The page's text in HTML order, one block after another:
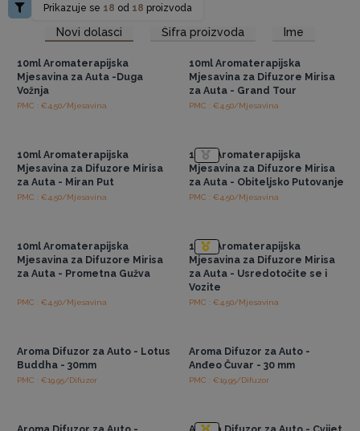
Prikazuje se 18 od 18 proizvoda
Novi dolasci Šifra proizvoda Ime
Pristup veleprodajnim
cijenama
10ml Aromaterapijska
Mjesavina za Auta -Duga
Vožnja
PMC : €4.50/Mjesavina
Pristup veleprodajnim
cijenama
10ml Aromaterapijska
Mjesavina za Difuzore Mirisa
za Auta - Grand Tour
PMC : €4.50/Mjesavina
10ml Aromaterapijska
Mjesavina za Difuzore Mirisa
za Auta - Miran Put
PMC : €4.50/Mjesavina
10ml Aromaterapijska
Mjesavina za Difuzore Mirisa
za Auta - Obiteljsko Putovanje
PMC : €4.50/Mjesavina
10ml Aromaterapijska
Mjesavina za Difuzore Mirisa
za Auta - Prometna Gužva
PMC : €4.50/Mjesavina
10ml Aromaterapijska
Mjesavina za Difuzore Mirisa
za Auta - Usredotočite se i
Vozite
PMC : €4.50/Mjesavina
Aroma Difuzor za Auto - Lotus
Buddha - 30mm
PMC : €19.95/Difuzor
Aroma Difuzor za Auto -
Anđeo Čuvar - 30 mm
PMC : €19.95/Difuzor